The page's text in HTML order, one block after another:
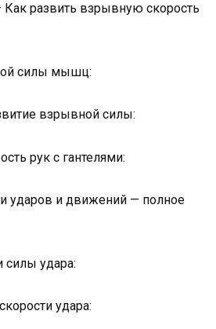
развить взрывную скорость
силы мышц:
взрывной силы:
рук с гантелями:
ударов и движений — полное
силы удара:
удара: